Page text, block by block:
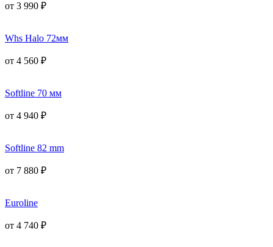
от 3 990 ₽
Whs Halo 72мм
от 4 560 ₽
Softline 70 мм
от 4 940 ₽
Softline 82 mm
от 7 880 ₽
Euroline
от 4 740 ₽